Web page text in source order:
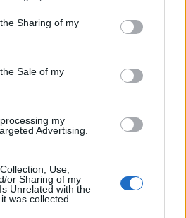
Sharing of my
Sale of my
my
Advertising.
Use,
or Sharing of my
Unrelated with the
was collected.
εφοδιαστεί με
αέρα, αντικατάσταση
ταχυτήτων,
ψυκτικού υγρού
πίεσης καυσίμου
με κάλυμμα,
ανεμιστήρες ψύξης